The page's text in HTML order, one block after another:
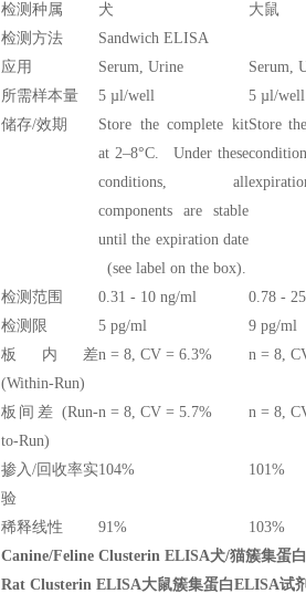
检测种属
犬
大鼠
检测方法
Sandwich ELISA
应用
Serum, Urine
Serum,
所需样本量
5 µl/well
5 µl/well
储存/效期
Store the complete kit
at 2–8°C. Under these
conditions, all
components are stable
until the expiration date
(see label on the box).
Store
检测范围 0.31 - 10 ng/ml
0.78 -
检测限
5 pg/ml
9 pg/ml
板内差
(Within-Run)
n = 8, CV = 6.3% n = 8,
板间差 (Run-
to-Run)
n = 8, CV = 5.7% n = 8,
掺入/回收率实
验
104% 101%
稀释线性 91%
103%
Canine/Feline Clusterin ELISA犬/猫簇集蛋
Rat Clusterin ELISA大鼠簇集蛋白ELISA试